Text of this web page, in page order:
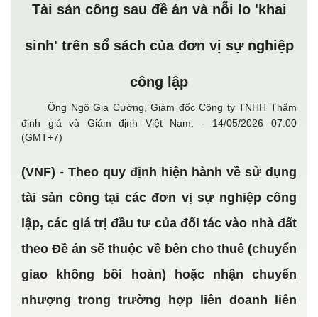
Tài sản công sau đề án và nỗi lo 'khai
sinh' trên sổ sách của đơn vị sự nghiệp
công lập
Ông Ngô Gia Cường, Giám đốc Công ty TNHH Thẩm
định giá và Giám định Việt Nam.
- 14/05/2026 07:00
(GMT+7)
(VNF) - Theo quy định hiện hành về sử dụng
tài sản công tại các đơn vị sự nghiệp công
lập, các giá trị đầu tư của đối tác vào nhà đất
theo Đề án sẽ thuộc về bên cho thuê (chuyển
giao không bồi hoàn) hoặc nhận chuyển
nhượng trong trường hợp liên doanh liên